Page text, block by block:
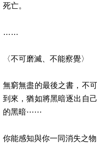
死亡。
……
〈不可磨滅、不能察覺〉
無窮無盡的最後之書，不
到來，猶如將黑暗逐出自
的黑暗⋯⋯
你能感知與你一同消失之